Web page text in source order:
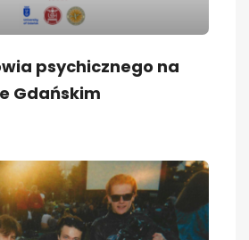
psychicznego na
Gdańskim